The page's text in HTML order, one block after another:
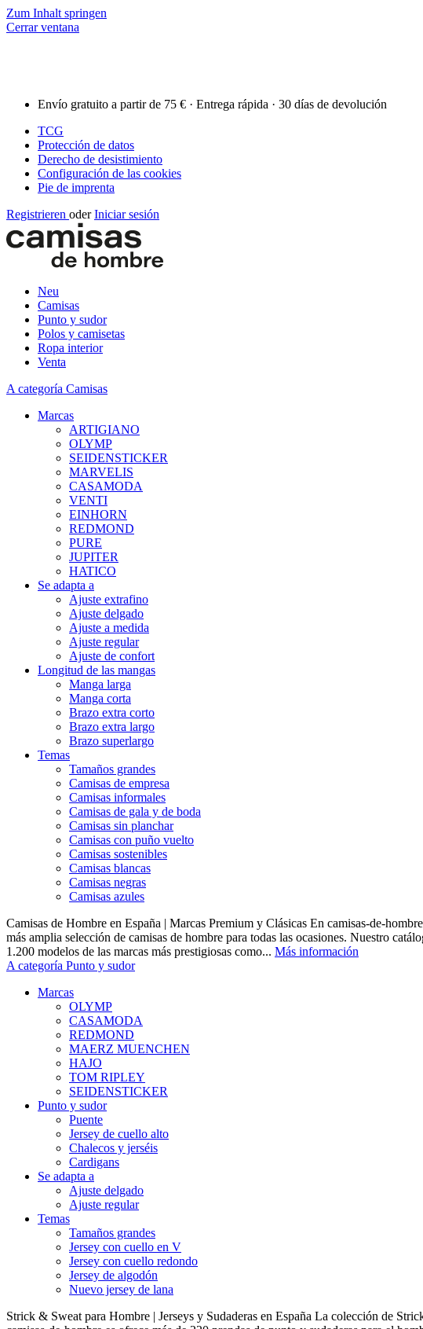
Zum Inhalt springen
Cerrar ventana
Envío gratuito a partir de 75 € · Entrega rápida · 30 días de devolución
TCG
Protección de datos
Derecho de desistimiento
Configuración de las cookies
Pie de imprenta
Registrieren oder Iniciar sesión
Neu
Camisas
Punto y sudor
Polos y camisetas
Ropa interior
Venta
A categoría Camisas
Marcas
ARTIGIANO
OLYMP
SEIDENSTICKER
MARVELIS
CASAMODA
VENTI
EINHORN
REDMOND
PURE
JUPITER
HATICO
Se adapta a
Ajuste extrafino
Ajuste delgado
Ajuste a medida
Ajuste regular
Ajuste de confort
Longitud de las mangas
Manga larga
Manga corta
Brazo extra corto
Brazo extra largo
Brazo superlargo
Temas
Tamaños grandes
Camisas de empresa
Camisas informales
Camisas de gala y de boda
Camisas sin planchar
Camisas con puño vuelto
Camisas sostenibles
Camisas blancas
Camisas negras
Camisas azules
Camisas de Hombre en España | Marcas Premium y Clásicas En camisas-de-
más amplia selección de camisas de hombre para todas las ocasiones. Nuestro
1.200 modelos de las marcas más prestigiosas como... Más información
A categoría Punto y sudor
Marcas
OLYMP
CASAMODA
REDMOND
MAERZ MUENCHEN
HAJO
TOM RIPLEY
SEIDENSTICKER
Punto y sudor
Puente
Jersey de cuello alto
Chalecos y jerséis
Cardigans
Se adapta a
Ajuste delgado
Ajuste regular
Temas
Tamaños grandes
Jersey con cuello en V
Jersey con cuello redondo
Jersey de algodón
Nuevo jersey de lana
Strick & Sweat para Hombre | Jerseys y Sudaderas en España La colección de